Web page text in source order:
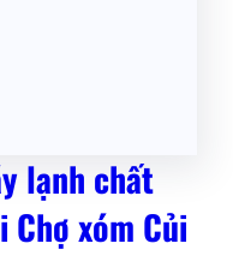
lạnh chất
xóm Củi